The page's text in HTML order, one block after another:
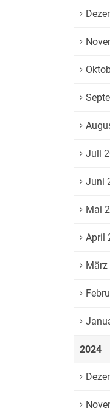
Juli
Juni
Mai
April
März
2024